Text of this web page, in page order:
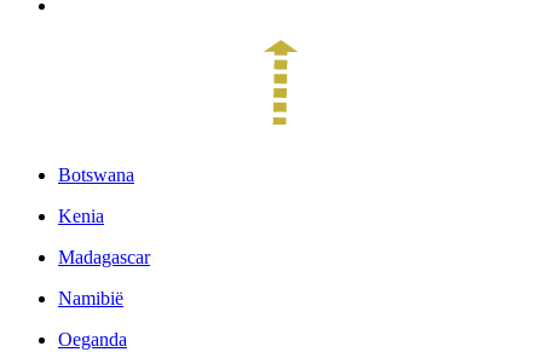
Botswana
Kenia
Madagascar
Namibië
Oeganda